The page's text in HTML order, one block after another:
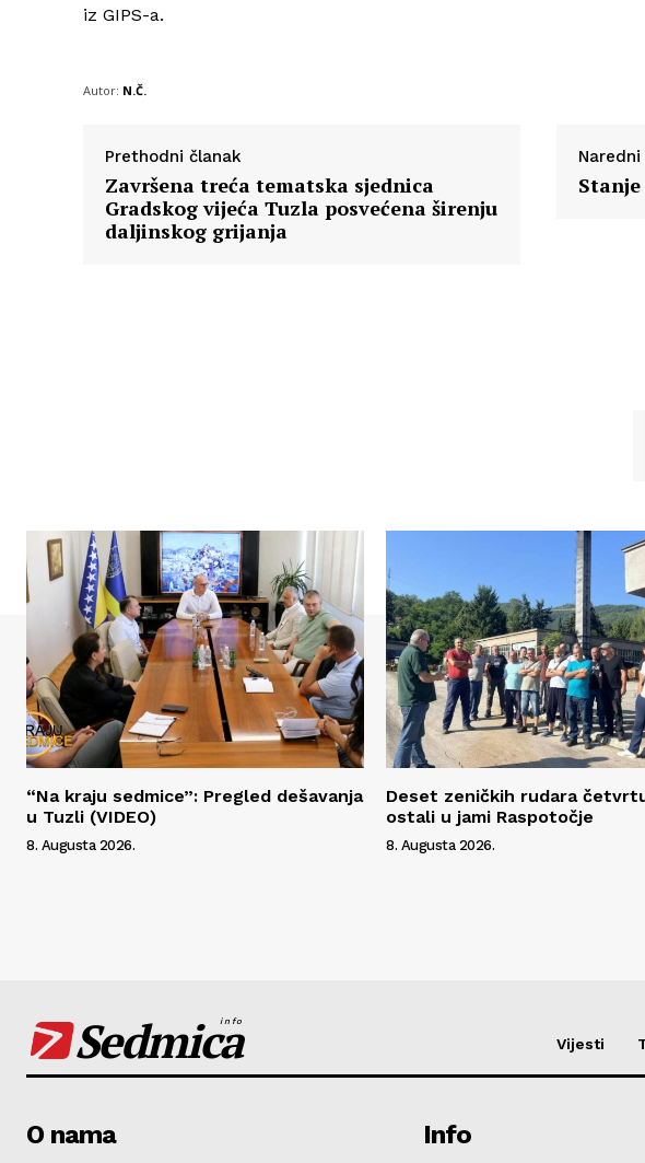
iz GIPS-a.
Autor: N.Č.
Prethodni članak
Završena treća tematska sjednica
Gradskog vijeća Tuzla posvećena širenju
daljinskog grijanja
“Na kraju sedmice”: Pregled dešavanja
u Tuzli (VIDEO)
8. Augusta 2026.
Deset zeničkih rudara
ostali u jami Raspotočje
8. Augusta 2026.
Sedmica
info
Vijesti
O nama Info